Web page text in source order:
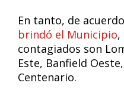
En tanto, de
brindó el Municipio,
contagiados son
Este, Banfield
Centenario.